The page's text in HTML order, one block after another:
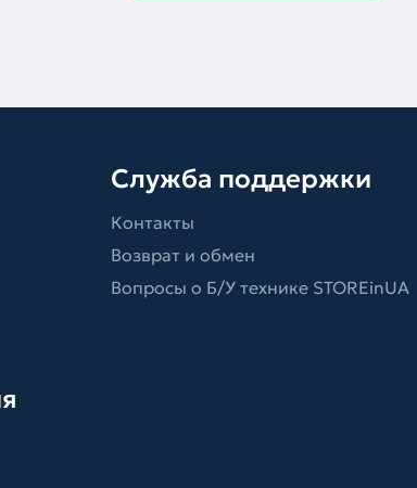
Служба поддержки
Контакты
Возврат и обмен
Вопросы о Б/У технике STOREinUA